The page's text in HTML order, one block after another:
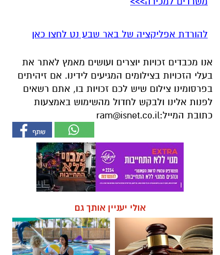
להורדת אפליקציה של באר שבע נט לחצו כאן
אנו מכבדים זכויות יוצרים ועושים מאמץ לאתר את
בעלי הזכויות בצילומים המגיעים לידינו. אם זיהיתים
בפרסומינו צילום שיש לכם זכויות בו, אתם רשאים
לפנות אלינו ולבקש לחדול מהשימוש באמצעות
כתובת המייל:ram@isnet.co.il
אולי יעניין אותך גם